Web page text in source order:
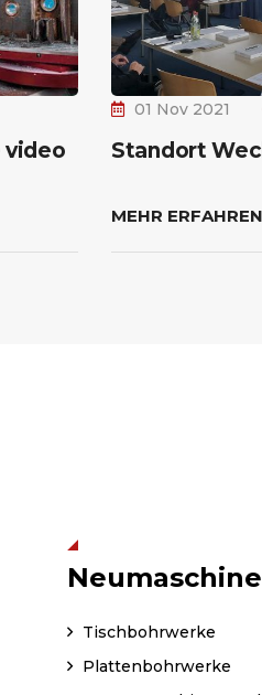
video
01 Nov 2021
Standort
MEHR ERFAHREN
Tischbohrwerke
Plattenbohrwerke